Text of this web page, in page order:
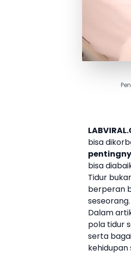
bisa
bisa
Tidur
berperan
seseorang.
Dalam
pola tidur
serta
kehidupan